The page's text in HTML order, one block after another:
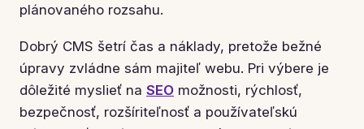
plánovaného rozsahu.
Dobrý CMS šetrí čas a náklady, pretože bežné
úpravy zvládne sám majiteľ webu. Pri výbere je
dôležité myslieť na SEO možnosti, rýchlosť,
bezpečnosť, rozšíriteľnosť a používateľskú